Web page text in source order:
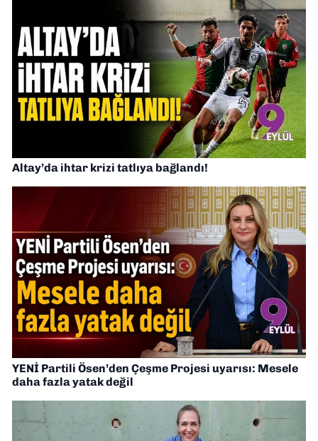
Altay’da ihtar krizi tatlıya bağlandı!
YENİ Partili Ösen’den Çeşme Projesi uyarısı: Mesele
daha fazla yatak değil